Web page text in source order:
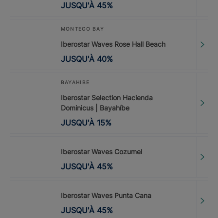
JUSQU'À 45%
MONTEGO BAY
Iberostar Waves Rose Hall Beach
JUSQU'À 40%
BAYAHIBE
Iberostar Selection Hacienda
Dominicus | Bayahíbe
JUSQU'À 15%
Iberostar Waves Cozumel
JUSQU'À 45%
Iberostar Waves Punta Cana
JUSQU'À 45%